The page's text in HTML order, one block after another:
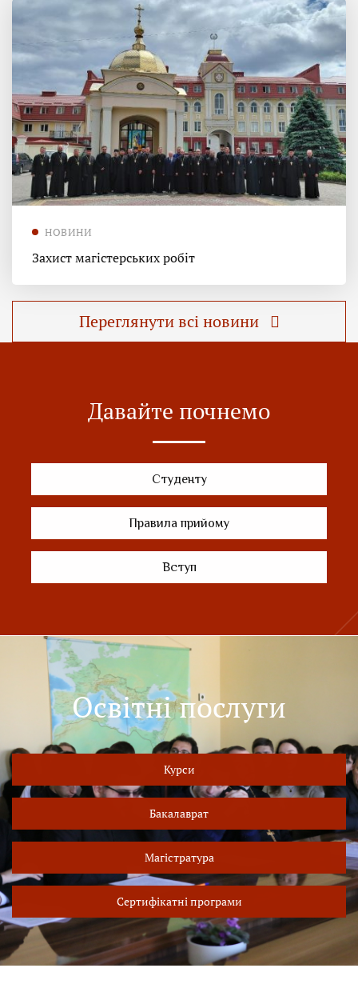
НОВИНИ
Захист магістерських робіт
Переглянути всі новини
Давайте почнемо
Студенту
Правила прийому
Вступ
Освітні послуги
Курси
Бакалаврат
Магістратура
Сертифікатні програми